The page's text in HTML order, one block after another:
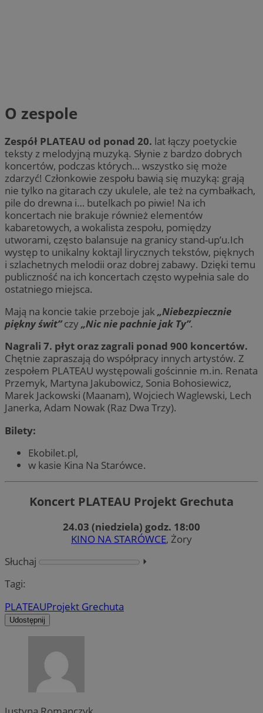
O zespole
Zespół PLATEAU od ponad 20. lat łączy poetyckie
teksty z melodyjną muzyką. Słynie z bardzo dobrych
koncertów, podczas których… wszystko się może
zdarzyć! Członkowie zespołu bawią się muzyką: grają
nie tylko na gitarach czy ukulele, ale też na cymbałkach,
pile do drewna i… butelkach po piwie! Na ich
koncertach nie brakuje również elementów
kabaretowych, a wokalista zespołu, pomiędzy
utworami, często balansuje na granicy stand-up’u.Ich
występ to unikalny koktajl lirycznych tekstów, pięknych
i szlachetnych melodii oraz dobrej zabawy. Dzięki temu
publiczność na ich koncertach często wypełnia sale do
ostatniego miejsca.
Mają na koncie takie przeboje jak„Niebezpiecznie
piękny świt” czy„Nic nie pachnie jak Ty”.
Nagrali 7. płyt oraz zagrali ponad 900 koncertów.
Chętnie zapraszają do współpracy innych artystów. Z
zespołem PLATEAU występowali gościnnie m.in. Renata
Przemyk, Martyna Jakubowicz, Sonia Bohosiewicz,
Marek Jackowski (Maanam), Wojciech Waglewski, Lech
Janerka, Adam Nowak (Raz Dwa Trzy).
Bilety:
Ekobilet.pl,
w kasie Kina Na Starówce.
Koncert PLATEAU Projekt Grechuta
24.03 (niedziela) godz. 18:00
KINO NA STARÓWCE, Żory
Słuchaj
⏵︎
Tagi:
PLATEAUProjekt Grechuta
Udostępnij